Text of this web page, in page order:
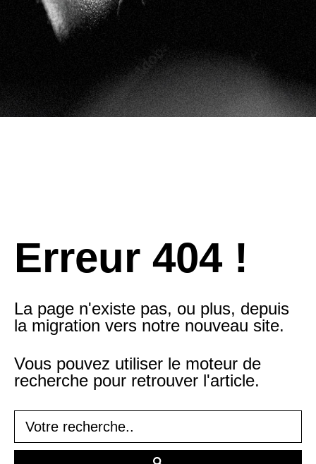
Erreur 404 !
La page n'existe pas, ou plus, depuis
la migration vers notre nouveau site.
Vous pouvez utiliser le moteur de
recherche pour retrouver l'article.